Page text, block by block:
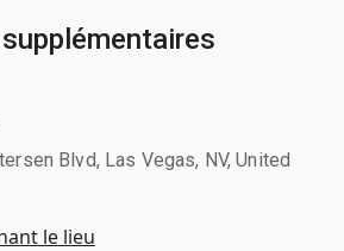
Blvd, Las Vegas, NV, United
le lieu